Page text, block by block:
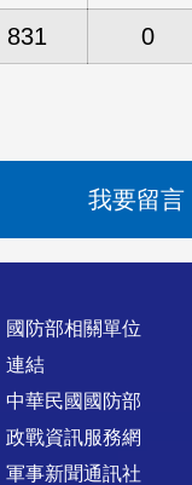
831 0
我要留言
國防部相關單位
連結
中華民國國防部
政戰資訊服務網
軍事新聞通訊社